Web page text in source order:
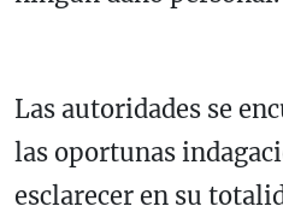
Las autoridades se
las oportunas
esclarecer en su